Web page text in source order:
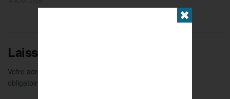
Laisser un commentaire
Votre adresse e-mail ne sera pas publiée.
obligatoires sont indiqués avec
✖